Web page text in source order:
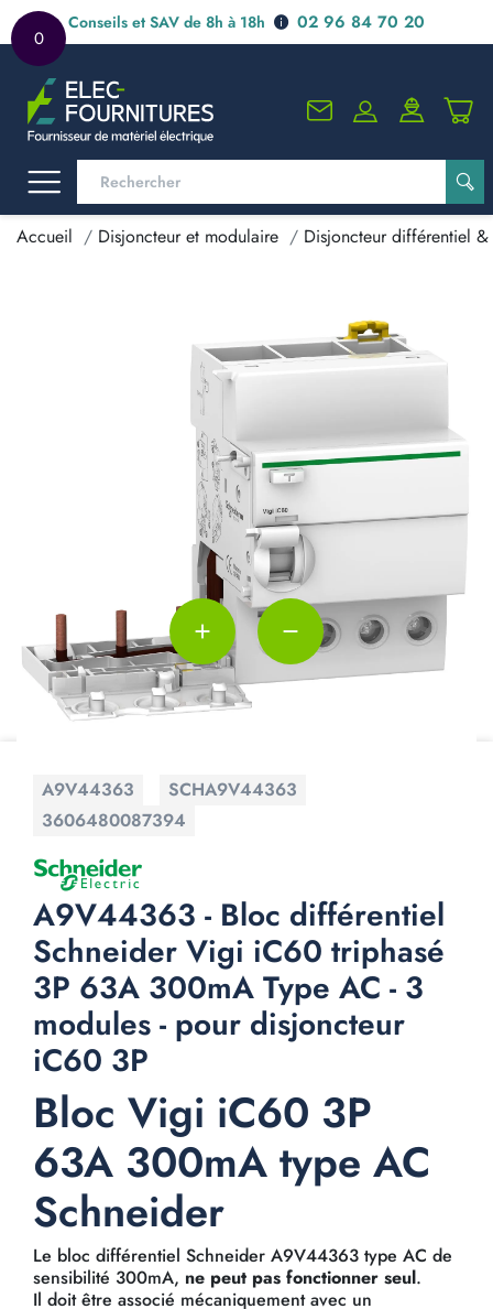
0
Conseils et SAV de 8h à 18h 02 96 84 70 20
Accueil Disjoncteur et modulaire Disjoncteur différentiel
A9V44363
SCHA9V44363
3606480087394
A9V44363 - Bloc différentiel
Schneider Vigi iC60 triphasé
3P 63A 300mA Type AC - 3
modules - pour disjoncteur
iC60 3P
Bloc Vigi iC60 3P
63A 300mA type AC
Schneider
Le bloc différentiel Schneider A9V44363 type AC de
sensibilité 300mA, ne peut pas fonctionner seul.
Il doit être associé mécaniquement avec un
add remove